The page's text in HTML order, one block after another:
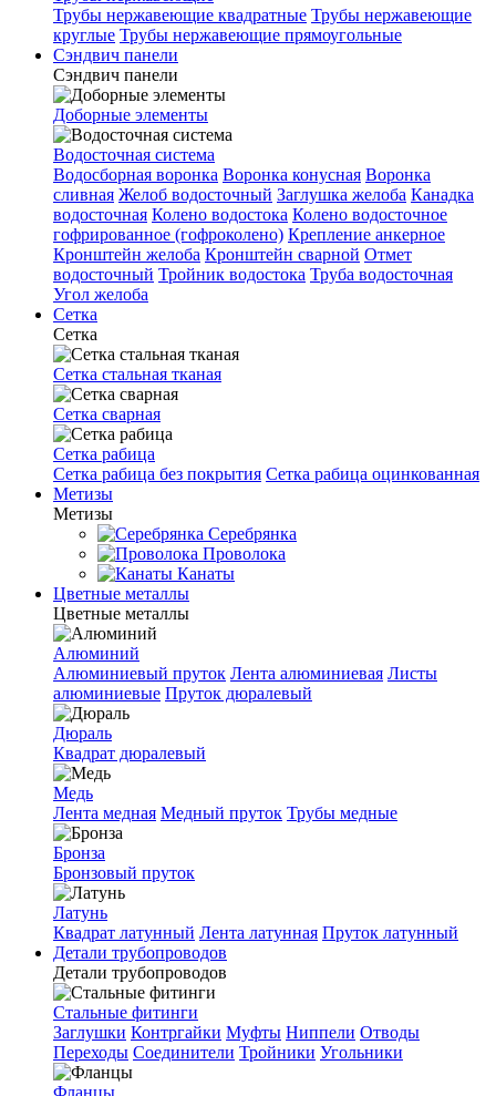
Трубы нержавеющие квадратные Трубы нержавеющие
круглые Трубы нержавеющие прямоугольные
Сэндвич панели
Сэндвич панели
Доборные элементы
Водосточная система
Водосборная воронка Воронка конусная Воронка
сливная Желоб водосточный Заглушка желоба Канадка
водосточная Колено водостока Колено водосточное
гофрированное (гофроколено) Крепление анкерное
Кронштейн желоба Кронштейн сварной Отмет
водосточный Тройник водостока Труба водосточная
Угол желоба
Сетка
Сетка
Сетка стальная тканая
Сетка сварная
Сетка рабица
Сетка рабица без покрытия Сетка рабица оцинкованная
Метизы
Метизы
Серебрянка
Проволока
Канаты
Цветные металлы
Цветные металлы
Алюминий
Алюминиевый пруток Лента алюминиевая Листы
алюминиевые Пруток дюралевый
Дюраль
Квадрат дюралевый
Медь
Лента медная Медный пруток Трубы медные
Бронза
Бронзовый пруток
Латунь
Квадрат латунный Лента латунная Пруток латунный
Детали трубопроводов
Детали трубопроводов
Стальные фитинги
Заглушки Контргайки Муфты Ниппели Отводы
Переходы Соединители Тройники Угольники
Фланцы